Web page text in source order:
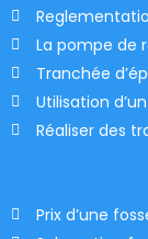
La pompe de
Tranchée
Utilisation
Réaliser des
Prix d’une